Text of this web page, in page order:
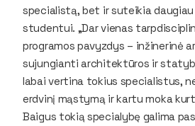
specialistą, bet ir suteikia
studentui. „Dar vienas
programos pavyzdys – inžinerinė
sujungianti architektūros ir
labai vertina tokius specialistus,
erdvinį mąstymą ir kartu moka
Baigus tokią specialybę galima